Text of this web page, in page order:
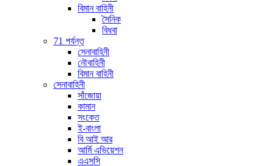
বিমান বাহিনী
সৈনিক
বিধবা
71 পর্যন্ত
সেনাবাহিনী
নৌবাহিনী
বিমান বাহিনী
সেনাবাহিনী
সাঁজোয়া
কামান
সংকেত
ই-বাংলা
বি আই আর
আর্মি এভিয়েশন
এএসসি